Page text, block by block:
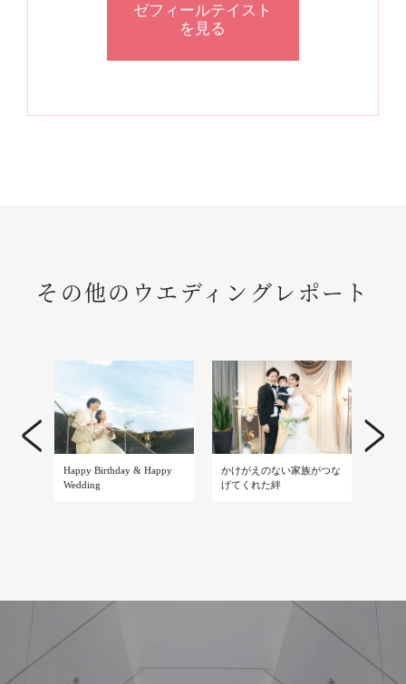
ゼフィールテイスト
を見る
その他のウエディングレポート
Happy Birthday & Happy
Wedding
かけがえのない家族がつな
げてくれた絆